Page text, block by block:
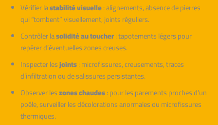
Vérifier lastabilité visuelle: alignements, absence de pierres
qui “tombent” visuellement, joints réguliers.
Contrôler lasolidité au toucher: tapotements légers pour
repérer d’éventuelles zones creuses.
Inspecter lesjoints: microfissures, creusements, traces
d’infiltration ou de salissures persistantes.
Observer leszones chaudes: pour les parements proches d’un
poêle, surveiller les décolorations anormales ou microfissures
thermiques.